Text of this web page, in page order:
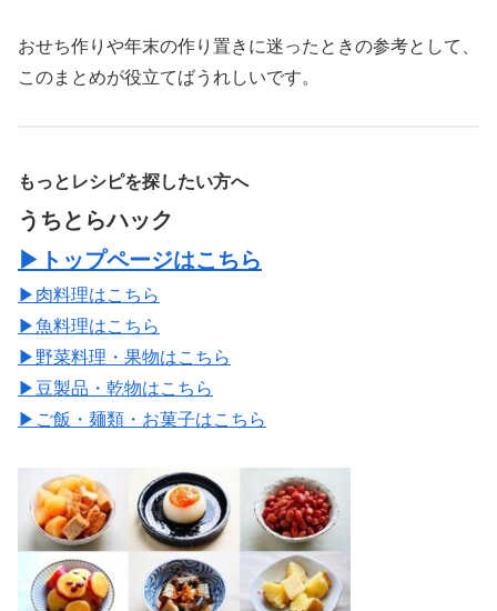
おせち作りや年末の作り置きに迷ったときの参考として、
このまとめが役立てばうれしいです。
もっとレシピを探したい方へ
うちとらハック
▶トップページはこちら
▶肉料理はこちら
▶魚料理はこちら
▶野菜料理・果物はこちら
▶豆製品・乾物はこちら
▶ご飯・麺類・お菓子はこちら